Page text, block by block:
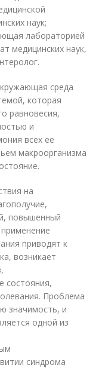
наук;
лабораторией
медицинских наук,
среда
которая
равновесия,
и
всех ее
макроорганизма
на
повышенный
приводят к
возникает
состояния,
Проблема
значимость, и
одной из
синдрома